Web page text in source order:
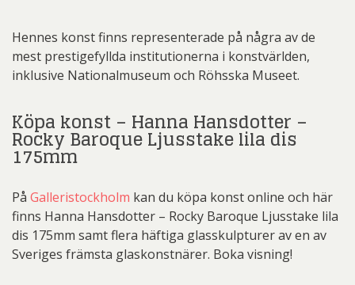
Hennes konst finns representerade på några av de
mest prestigefyllda institutionerna i konstvärlden,
inklusive Nationalmuseum och Röhsska Museet.
Köpa konst – Hanna Hansdotter –
Rocky Baroque Ljusstake lila dis
175mm
På Galleristockholm kan du köpa konst online och här
finns Hanna Hansdotter – Rocky Baroque Ljusstake lila
dis 175mm samt flera häftiga glasskulpturer av en av
Sveriges främsta glaskonstnärer. Boka visning!